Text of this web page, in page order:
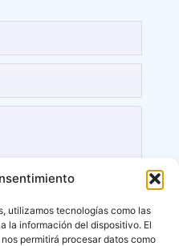
utilizamos tecnologías como las
la información del dispositivo. El
permitirá procesar datos como